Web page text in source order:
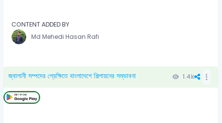
CONTENT ADDED BY
Md Mehedi Hasan Rafi
জ্বালানী সম্পদের প্রেক্ষিতে বাংলাদেশে শিল্পায়নের সম্ভাবনা 1.4k